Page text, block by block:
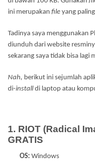
ini merupakan file yang
Tadinya saya menggunakan
diunduh dari website
sekarang saya tidak bisa lagi
Nah, berikut ini sejumlah
di-install di laptop atau
1. RIOT (Radical
GRATIS
OS: Windows